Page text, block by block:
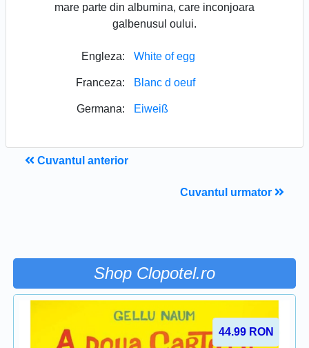
mare parte din albumina, care inconjoara
galbenusul oului.
Engleza: White of egg
Franceza: Blanc d oeuf
Germana: Eiweiß
Cuvantul anterior
Cuvantul urmator
Shop Clopotel.ro
44.99 RON